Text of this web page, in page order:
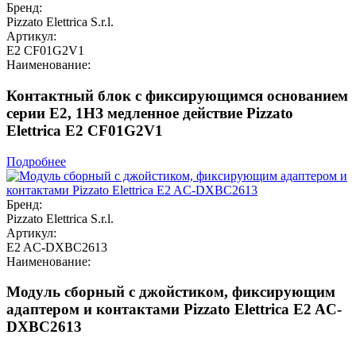
Бренд:
Pizzato Elettrica S.r.l.
Артикул:
E2 CF01G2V1
Наименование:
Контактный блок с фиксирующимся основанием
серии E2, 1НЗ медленное действие Pizzato
Elettrica E2 CF01G2V1
Подробнее
Бренд:
Pizzato Elettrica S.r.l.
Артикул:
E2 AC-DXBC2613
Наименование:
Модуль сборный с джойстиком, фиксирующим
адаптером и контактами Pizzato Elettrica E2 AC-
DXBC2613